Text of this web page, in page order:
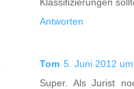
Antworten
Tom 5. Juni 2012
Super. Als Jurist